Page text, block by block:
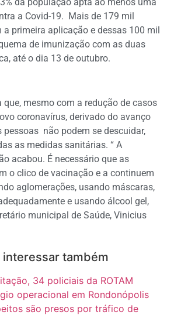
a Covid-19. Mais de 179 mil
a primeira aplicação e dessas 100 mil
de imunização com as duas
até o dia 13 de outubro.
mesmo com a redução de casos
coronavírus, derivado do avanço
não podem se descuidar,
as medidas sanitárias. “ A
acabou. É necessário que as
o clico de vacinação e a continuem
aglomerações, usando máscaras,
e usando álcool gel,
municipal de Saúde, Vinicius
interessar também
34 policiais da ROTAM
operacional em Rondonópolis
são presos por tráfico de